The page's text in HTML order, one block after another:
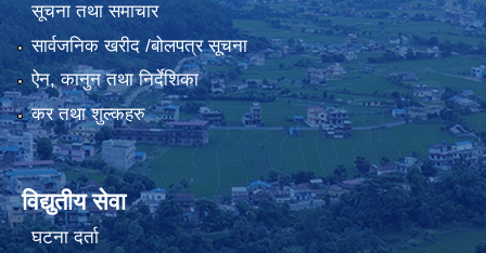
सूचना तथा समाचार
सार्वजनिक खरीद /बोलपत्र सूचना
ऐन, कानुन तथा निर्देशिका
कर तथा शुल्कहरु
विद्युतीय सेवा
घटना दर्ता